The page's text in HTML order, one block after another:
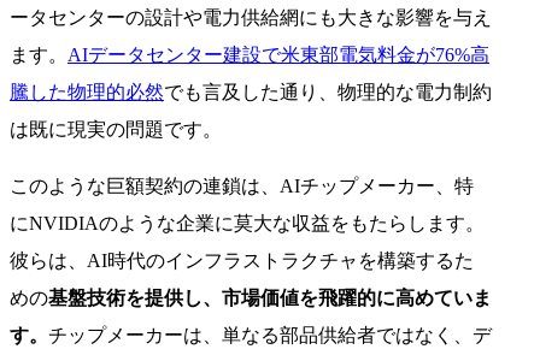
ータセンターの設計や電力供給網にも大きな影響を与え
ます。 AIデータセンター建設で米東部電気料金が76%高
騰した物理的必然でも言及した通り、物理的な電力制約
は既に現実の問題です。
このような巨額契約の連鎖は、AIチップメーカー、特
にNVIDIAのような企業に莫大な収益をもたらします。
彼らは、AI時代のインフラストラクチャを構築するた
めの基盤技術を提供し、市場価値を飛躍的に高めていま
す。 チップメーカーは、単なる部品供給者ではなく、デ